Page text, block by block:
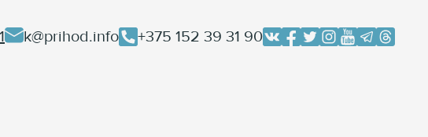
k@prihod.info +375 152 39 31 90